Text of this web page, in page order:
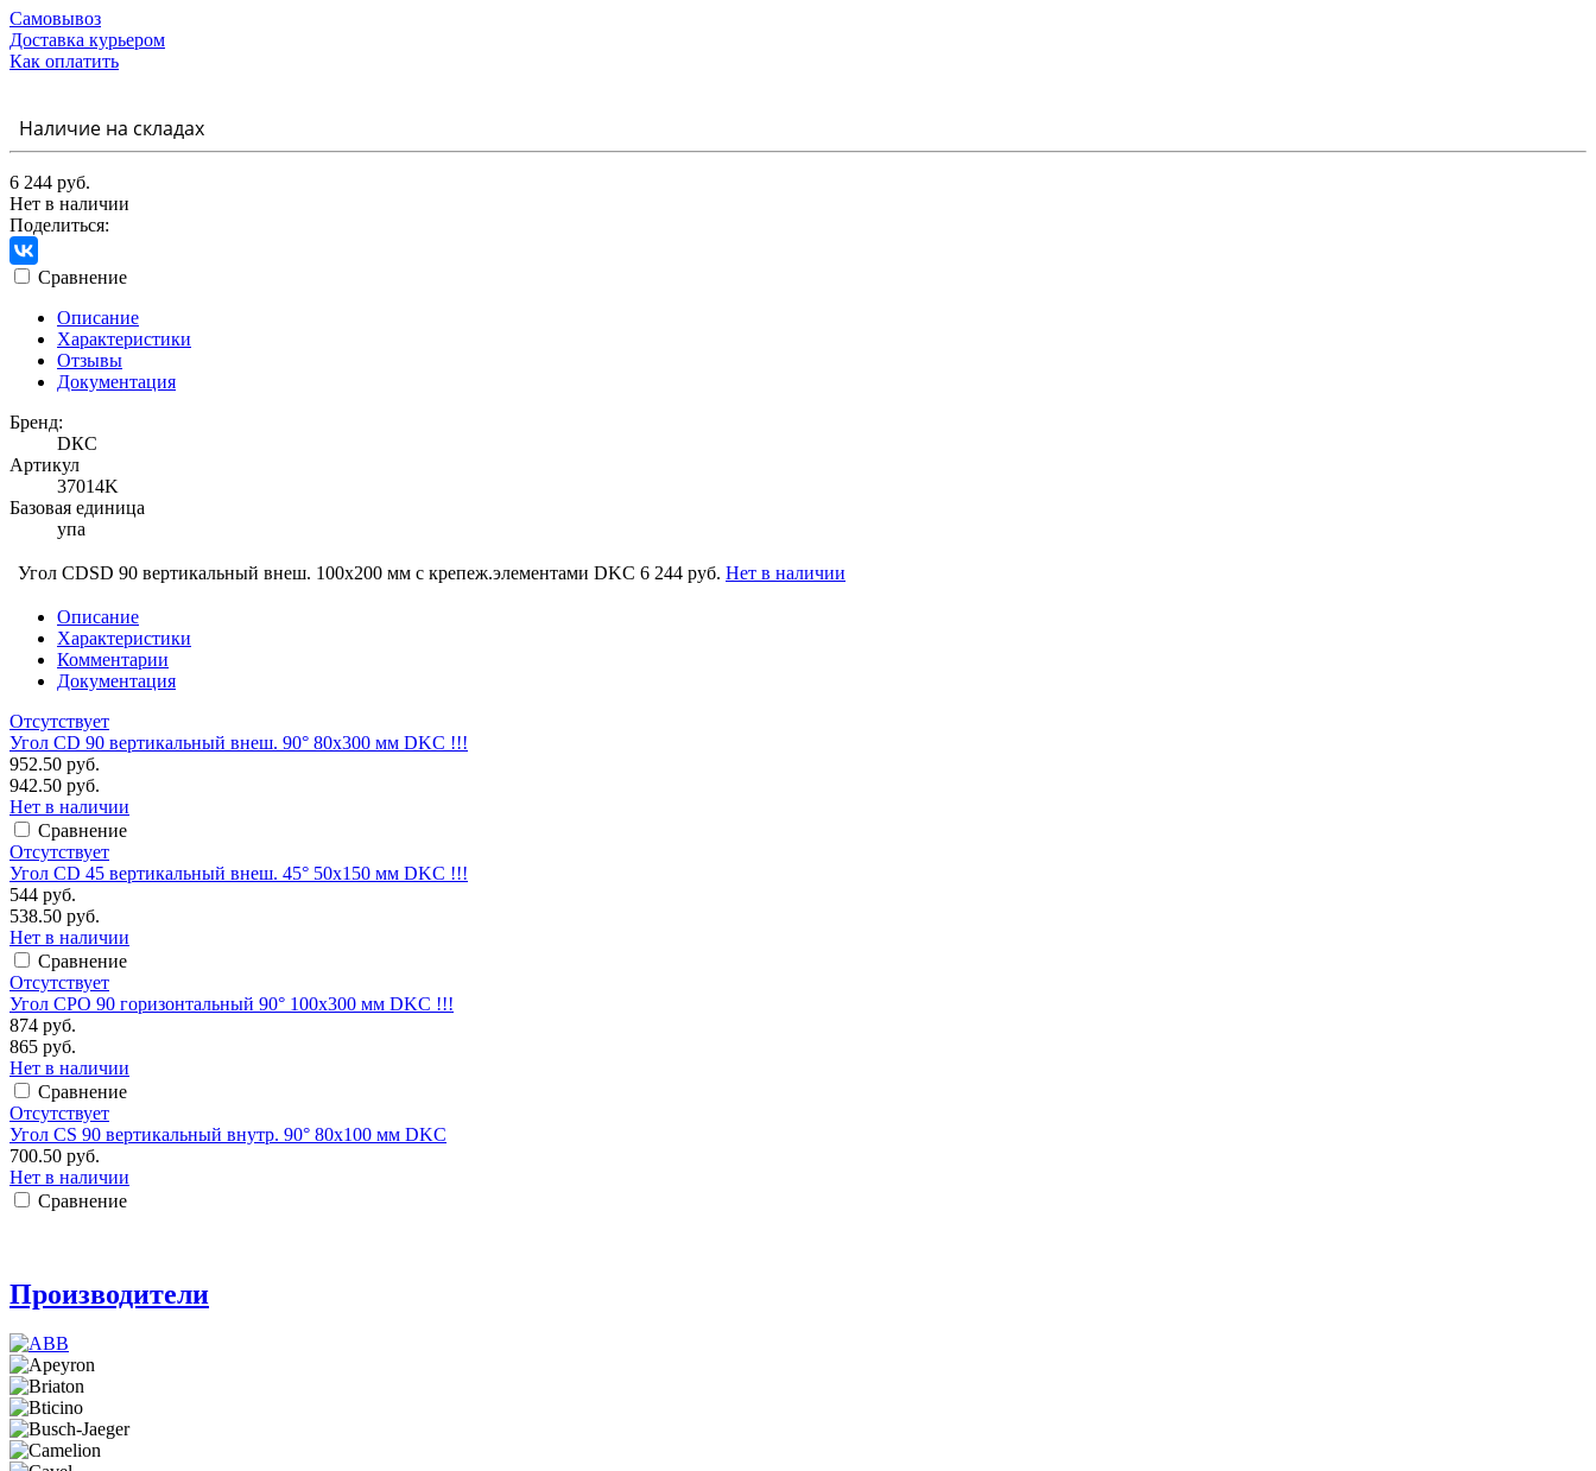
Самовывоз
Доставка курьером
Как оплатить
Наличие на складах
6 244 руб.
Нет в наличии
Поделиться:
Сравнение
Описание
Характеристики
Отзывы
Документация
Бренд:
DКС
Артикул
37014K
Базовая единица
упа
Угол CDSD 90 вертикальный внеш. 100х200 мм с крепеж.элементами DKC 6 244 руб. Нет в наличии
Описание
Характеристики
Комментарии
Документация
Отсутствует
Угол CD 90 вертикальный внеш. 90° 80х300 мм DKC !!!
952.50 руб.
942.50 руб.
Нет в наличии
Сравнение
Отсутствует
Угол CD 45 вертикальный внеш. 45° 50х150 мм DKC !!!
544 руб.
538.50 руб.
Нет в наличии
Сравнение
Отсутствует
Угол CPO 90 горизонтальный 90° 100х300 мм DKC !!!
874 руб.
865 руб.
Нет в наличии
Сравнение
Отсутствует
Угол CS 90 вертикальный внутр. 90° 80х100 мм DKC
700.50 руб.
Нет в наличии
Сравнение
Производители